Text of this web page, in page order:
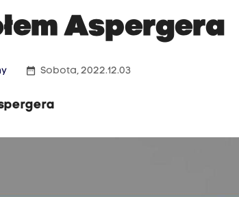
Aspergera
date_range Sobota, 2022.12.03